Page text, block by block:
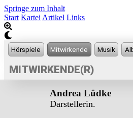
Springe zum Inhalt
Start Kartei Artikel Links
MITWIRKENDE(R)
Andrea Lüdke
Darstellerin.